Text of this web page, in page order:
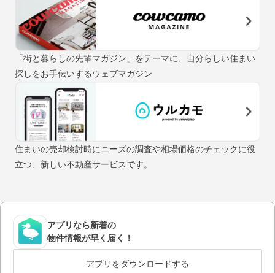
「街と暮らしの先輩マガジン」をテーマに、自分らしい住まい
探しをお手伝いするウェブマガジン
住まいの売却検討時にニーズの調査や相場価格のチェックに役
立つ、新しい不動産サービスです。
アプリなら新着の
物件情報が早く届く！
アプリをダウンロードする